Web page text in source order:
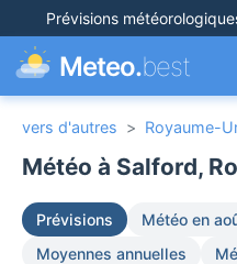
Prévisions
Meteo.best
vers d'autres > Royaume-
Météo à Salford,
Prévisions Météo en
Moyennes annuelles